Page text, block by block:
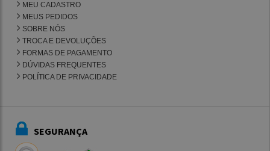
MEU CADASTRO
MEUS PEDIDOS
SOBRE NÓS
TROCA E DEVOLUÇÕES
FORMAS DE PAGAMENTO
DÚVIDAS FREQUENTES
POLÍTICA DE PRIVACIDADE
SEGURANÇA